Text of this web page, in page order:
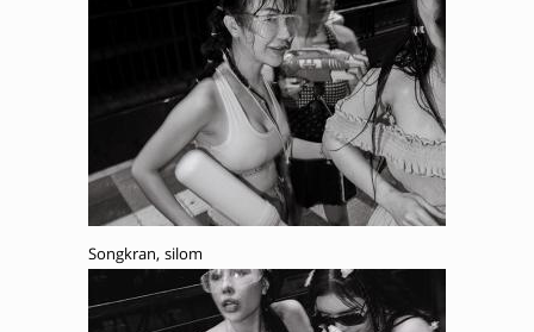
Songkran, silom